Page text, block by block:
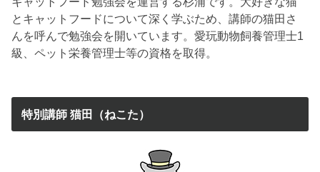
とキャットフードについて深く学ぶため、講師の猫田さ
んを呼んで勉強会を開いています。愛玩動物飼養管理士1
級、ペット栄養管理士等の資格を取得。
特別講師 猫田（ねこた）